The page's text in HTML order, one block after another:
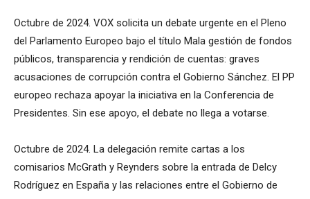
Octubre de 2024. VOX solicita un debate urgente en el Pleno
del Parlamento Europeo bajo el título Mala gestión de fondos
públicos, transparencia y rendición de cuentas: graves
acusaciones de corrupción contra el Gobierno Sánchez. El PP
europeo rechaza apoyar la iniciativa en la Conferencia de
Presidentes. Sin ese apoyo, el debate no llega a votarse.
Octubre de 2024. La delegación remite cartas a los
comisarios McGrath y Reynders sobre la entrada de Delcy
Rodríguez en España y las relaciones entre el Gobierno de